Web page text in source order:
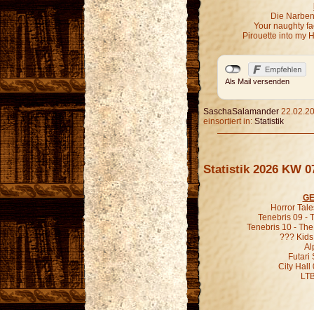
Die
Your naughty
Pirouette into my
Als Mail versenden
SaschaSalamander
einsortiert in: Statistik
Statistik 2026 KW
Horror
Tenebris 09 -
Tenebris 10 -
???
Futari
City Hall